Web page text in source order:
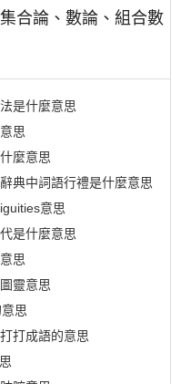
合論、數論、組合數
是什麼意思
思
麼意思
典中詞語行禮是什麼意思
意思
是什麼意思
思
靈意思
思
打成語的意思